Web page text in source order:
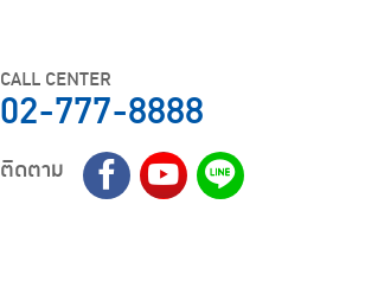
CALL CENTER
02-777-8888
ติดตาม